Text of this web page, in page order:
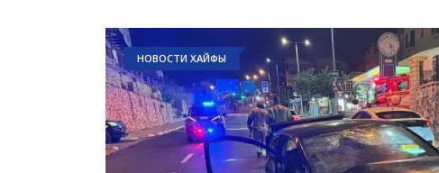
НОВОСТИ ХАЙФЫ